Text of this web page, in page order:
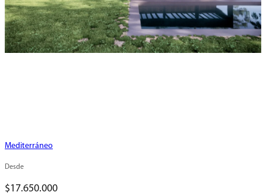
Mediterráneo
Desde
$17.650.000